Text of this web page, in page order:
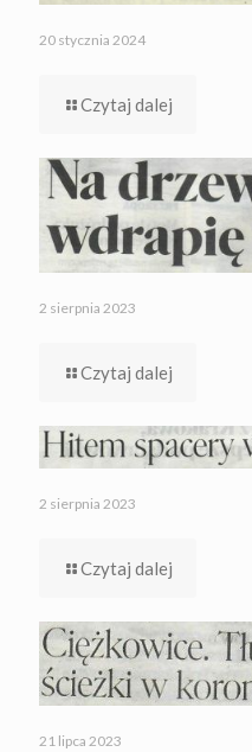
20 stycznia 2024
Czytaj dalej
2 sierpnia 2023
Czytaj dalej
2 sierpnia 2023
Czytaj dalej
21 lipca 2023